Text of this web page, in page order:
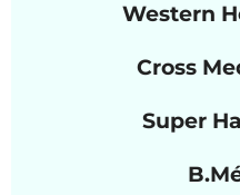
Western
Cross
Super